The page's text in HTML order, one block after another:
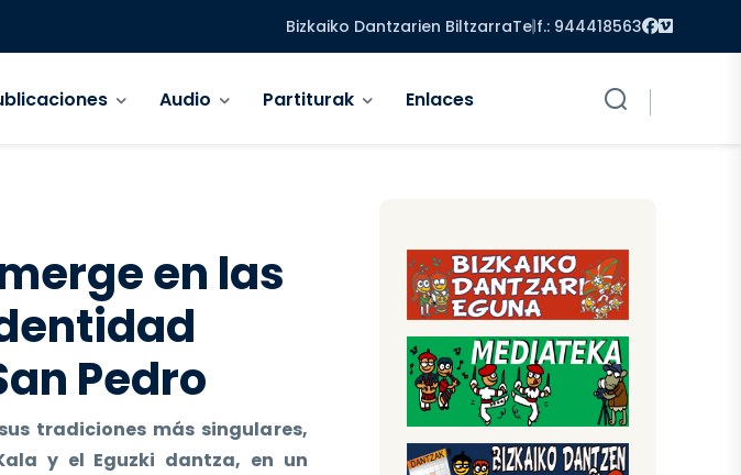
Bizkaiko Dantzarien BiltzarraTelf.: 944418563 Facebook
Vimeo
Audio Partiturak Enlaces
en las
Pedro
tradiciones más singulares,
y el Eguzki dantza, en un